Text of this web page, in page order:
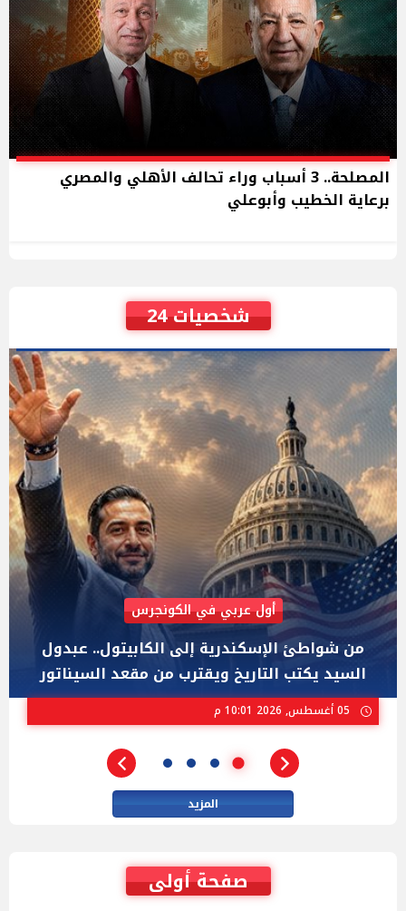
المصلحة.. 3 أسباب وراء تحالف الأهلي والمصري
برعاية الخطيب وأبوعلي
شخصيات 24
AIPAC رصدت 30 مليون دولار لإضعافه
"عبد الرحمن السيد" المصري الذى يواجه "هايلي
ستيفنز" وإيباك الاسرائيلية بإنتخابات ميشيجان
المزيد
صفحة أولى